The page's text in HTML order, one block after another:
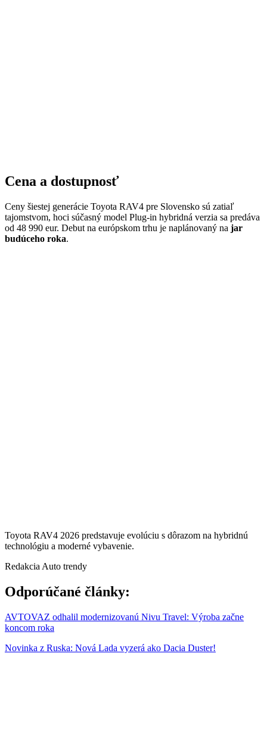
Cena a dostupnosť
Ceny šiestej generácie Toyota RAV4 pre Slovensko sú zatiaľ
tajomstvom, hoci súčasný model Plug-in hybridná verzia sa predáva
od 48 990 eur. Debut na európskom trhu je naplánovaný na jar
budúceho roka.
Toyota RAV4 2026 predstavuje evolúciu s dôrazom na hybridnú
technológiu a moderné vybavenie.
Redakcia Auto trendy
Odporúčané články:
AVTOVAZ odhalil modernizovanú Nivu Travel: Výroba začne
koncom roka
Novinka z Ruska: Nová Lada vyzerá ako Dacia Duster!